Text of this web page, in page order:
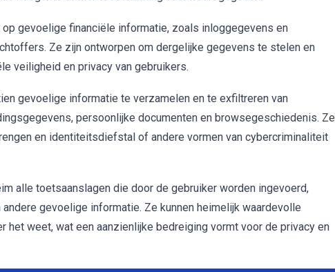
gevoelige financiële informatie, zoals inloggegevens en
Ze zijn ontworpen om dergelijke gegevens te stelen en
veiligheid en privacy van gebruikers.
gevoelige informatie te verzamelen en te exfiltreren van
persoonlijke documenten en browsegeschiedenis. Ze
en identiteitsdiefstal of andere vormen van cybercriminaliteit
alle toetsaanslagen die door de gebruiker worden ingevoerd,
gevoelige informatie. Ze kunnen heimelijk waardevolle
weet, wat een aanzienlijke bedreiging vormt voor de privacy en